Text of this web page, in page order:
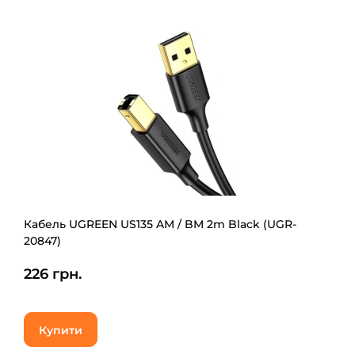
Кабель UGREEN US135 AM / BM 2m Black (UGR-
20847)
226 грн.
Купити